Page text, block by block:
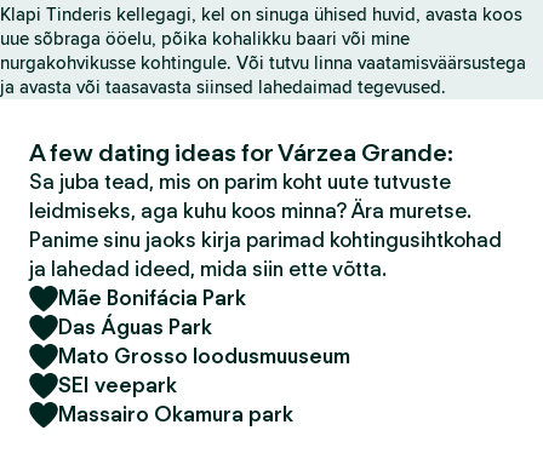
t
Klapi Tinderis kellegagi, kel on sinuga ühised huvid, avasta koos
uue sõbraga ööelu, põika kohalikku baari või mine
nurgakohvikusse kohtingule. Või tutvu linna vaatamisväärsustega
ja avasta või taasavasta siinsed lahedaimad tegevused.
A few dating ideas for Várzea Grande:
Sa juba tead, mis on parim koht uute tutvuste
leidmiseks, aga kuhu koos minna? Ära muretse.
Panime sinu jaoks kirja parimad kohtingusihtkohad
ja lahedad ideed, mida siin ette võtta.
Mãe Bonifácia Park
Das Águas Park
Mato Grosso loodusmuuseum
SEI veepark
Massairo Okamura park